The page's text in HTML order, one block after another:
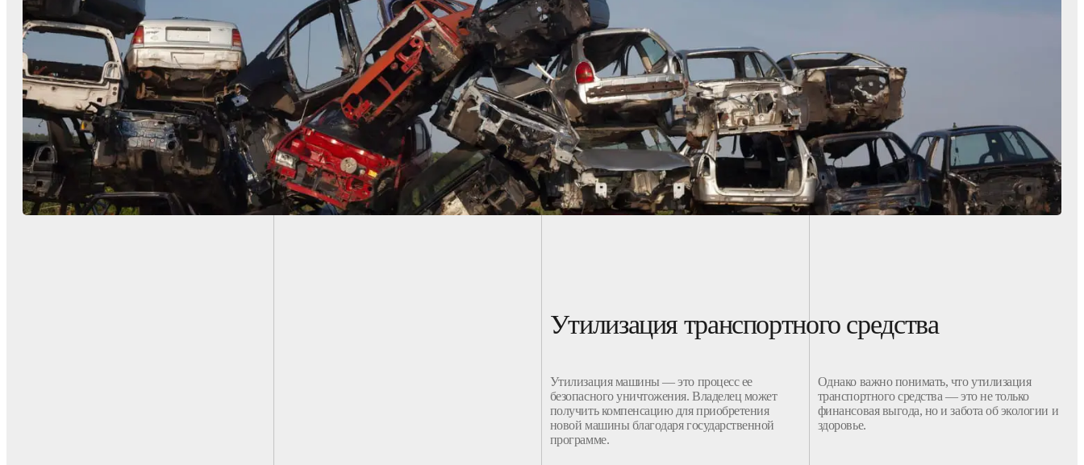
Утилизация транспортного средства
Утилизация машины — это процесс ее
безопасного уничтожения. Владелец может
получить компенсацию для приобретения
новой машины благодаря государственной
программе.
Однако важно понимать, чтоутилизация
транспортного средства — это не только
финансовая выгода, но и забота об экологии и
здоровье.